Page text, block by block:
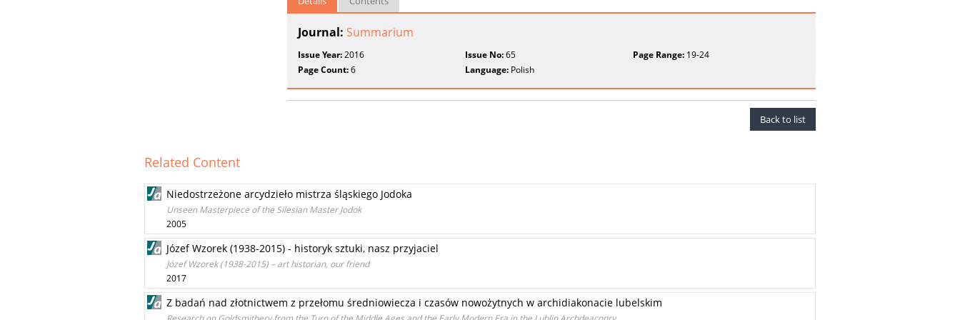
Journal: Summarium
Issue Year:2016 Issue No:65 Page Range:19-24
Page Count:6 Language: Polish
Back to list
Related Content
Niedostrzeżone arcydzieło mistrza śląskiego Jodoka
Unseen Masterpiece of the Silesian Master Jodok
2005
Józef Wzorek (1938-2015) - historyk sztuki, nasz przyjaciel
Józef Wzorek (1938-2015) – art historian, our friend
2017
Z badań nad złotnictwem z przełomu średniowiecza i czasów nowożytnych w archidiakonacie lubelskim